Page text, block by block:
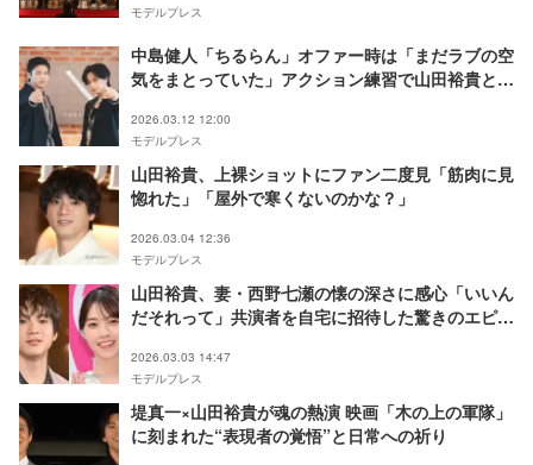
モデルプレス
中島健人「ちるらん」オファー時は「まだラブの空
気をまとっていた」アクション練習で山田裕貴と深
2026.03.12 12:00
モデルプレス
山田裕貴、上裸ショットにファン二度見「筋肉に見
惚れた」「屋外で寒くないのかな？」
2026.03.04 12:36
モデルプレス
山田裕貴、妻・西野七瀬の懐の深さに感心「いいん
だそれって」共演者を自宅に招待した驚きのエピソ
2026.03.03 14:47
モデルプレス
堤真一×山田裕貴が魂の熱演 映画「木の上の軍隊」
に刻まれた“表現者の覚悟”と日常への祈り